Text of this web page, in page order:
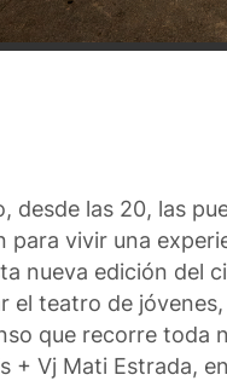
desde las 20, las
para vivir una
nueva edición del
el teatro de
que recorre toda
+ Vj Mati Estrada,